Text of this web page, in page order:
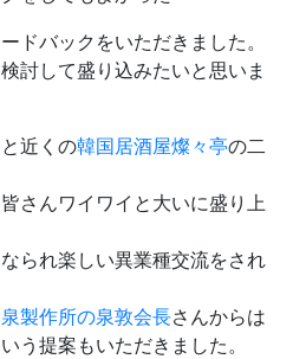
ドバックをいただきました。
討して盛り込みたいと思いま
近くの韓国居酒屋燦々亭の二
さんワイワイと大いに盛り上
られ楽しい異業種交流をされ
泉製作所の泉敦会長さんからは
う提案もいただきました。